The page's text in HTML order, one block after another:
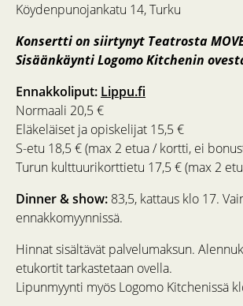
Köydenpunojankatu 14, Turku
Konsertti on siirtynyt Teatrosta
Sisäänkäynti Logomo Kitchenin
Ennakkoliput: Lippu.fi
Normaali 20,5 €
Eläkeläiset ja opiskelijat 15,5 €
S-etu 18,5 € (max 2 etua / kortti, ei
Turun kulttuurikorttietu 17,5 € (max 2
Dinner & show: 83,5, kattaus klo 17.
ennakkomyynnissä.
Hinnat sisältävät palvelumaksun.
etukortit tarkastetaan ovella.
Lipunmyynti myös Logomo Kitchenissä